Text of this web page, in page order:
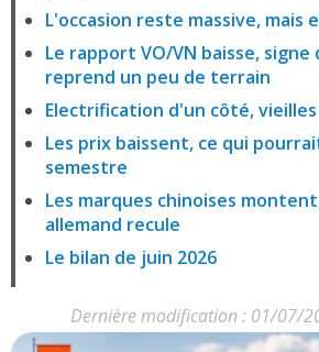
L'occasion reste massive, mais
Le rapport VO/VN baisse,
reprend un peu de terrain
Electrification d'un côté,
Les prix baissent, ce qui
semestre
Les marques chinoises
allemand recule
Le bilan de juin 2026
Dernière modification : 01/07/